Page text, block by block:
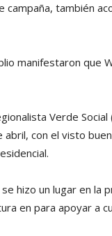
campaña, también
manifestaron que
Verde
con el visto
hizo un lugar en la
en para apoyar a